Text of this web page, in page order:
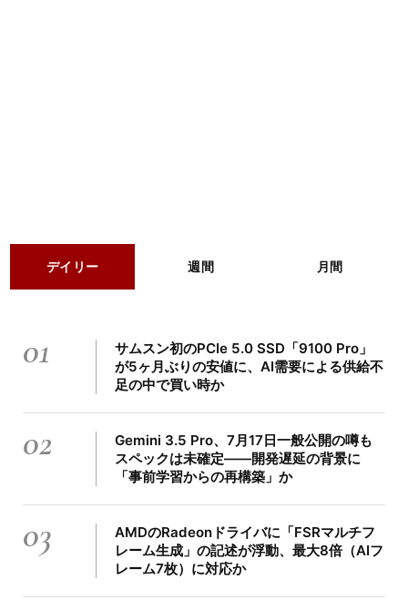
デイリー 週間 月間
01
サムスン初のPCIe 5.0 SSD「9100 Pro」
が5ヶ月ぶりの安値に、AI需要による供給不
足の中で買い時か
02
Gemini 3.5 Pro、7月17日一般公開の噂も
スペックは未確定――開発遅延の背景に
「事前学習からの再構築」か
03
AMDのRadeonドライバに「FSRマルチフ
レーム生成」の記述が浮動、最大8倍（AIフ
レーム7枚）に対応か